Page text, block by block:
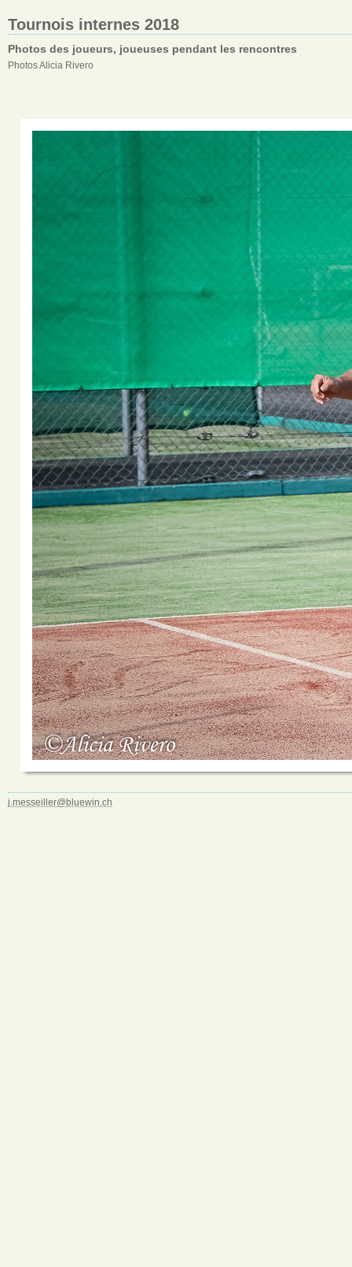
Tournois internes 2018
Photos des joueurs, joueuses pendant les rencontres
Photos Alicia Rivero
j.messeiller@bluewin.ch